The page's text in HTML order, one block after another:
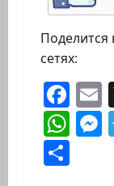
Поделится
сетях: